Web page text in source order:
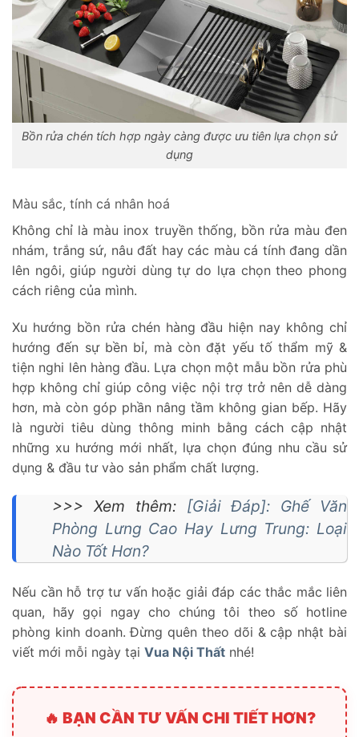
Bồn rửa chén tích hợp ngày càng được ưu tiên lựa chọn sử
dụng
Màu sắc, tính cá nhân hoá
Không chỉ là màu inox truyền thống, bồn rửa màu đen
nhám, trắng sứ, nâu đất hay các màu cá tính đang dần
lên ngôi, giúp người dùng tự do lựa chọn theo phong
cách riêng của mình.
Xu hướng bồn rửa chén hàng đầu hiện nay không chỉ
hướng đến sự bền bỉ, mà còn đặt yếu tố thẩm mỹ &
tiện nghi lên hàng đầu. Lựa chọn một mẫu bồn rửa phù
hợp không chỉ giúp công việc nội trợ trở nên dễ dàng
hơn, mà còn góp phần nâng tầm không gian bếp. Hãy
là người tiêu dùng thông minh bằng cách cập nhật
những xu hướng mới nhất, lựa chọn đúng nhu cầu sử
dụng & đầu tư vào sản phẩm chất lượng.
>>> Xem thêm: [Giải Đáp]: Ghế Văn
Phòng Lưng Cao Hay Lưng Trung: Loại
Nào Tốt Hơn?
Nếu cần hỗ trợ tư vấn hoặc giải đáp các thắc mắc liên
quan, hãy gọi ngay cho chúng tôi theo số hotline
phòng kinh doanh. Đừng quên theo dõi & cập nhật bài
viết mới mỗi ngày tại Vua Nội Thất nhé!
🔥 BẠN CẦN TƯ VẤN CHI TIẾT HƠN?